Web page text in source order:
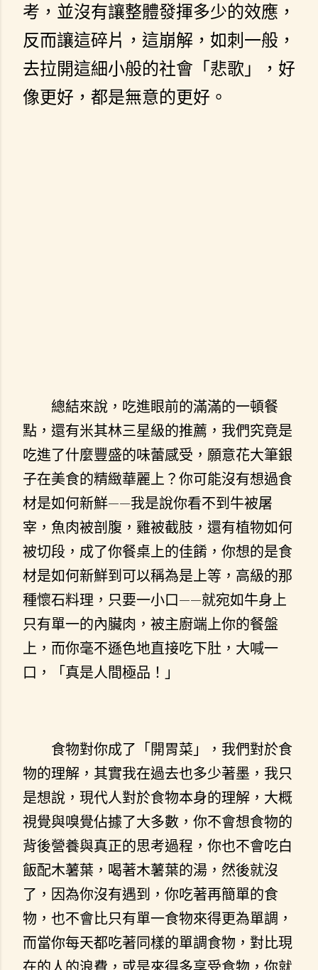
考，並沒有讓整體發揮多少的效應，
反而讓這碎片，這崩解，如刺一般，
去拉開這細小般的社會「悲歌」，好
像更好，都是無意的更好。
總結來說，吃進眼前的滿滿的一頓餐
點，還有米其林三星級的推薦，我們究竟是
吃進了什麼豐盛的味蕾感受，願意花大筆銀
子在美食的精緻華麗上？你可能沒有想過食
材是如何新鮮——我是說你看不到牛被屠
宰，魚肉被剖腹，雞被截肢，還有植物如何
被切段，成了你餐桌上的佳餚，你想的是食
材是如何新鮮到可以稱為是上等，高級的那
種懷石料理，只要一小口——就宛如牛身上
只有單一的內臟肉，被主廚端上你的餐盤
上，而你毫不遜色地直接吃下肚，大喊一
口，「真是人間極品！」
食物對你成了「開胃菜」，我們對於食
物的理解，其實我在過去也多少著墨，我只
是想說，現代人對於食物本身的理解，大概
視覺與嗅覺佔據了大多數，你不會想食物的
背後營養與真正的思考過程，你也不會吃白
飯配木薯葉，喝著木薯葉的湯，然後就沒
了，因為你沒有遇到，你吃著再簡單的食
物，也不會比只有單一食物來得更為單調，
而當你每天都吃著同樣的單調食物，對比現